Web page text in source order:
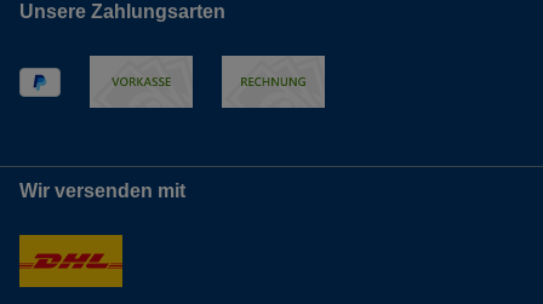
Unsere Zahlungsarten
Wir versenden mit